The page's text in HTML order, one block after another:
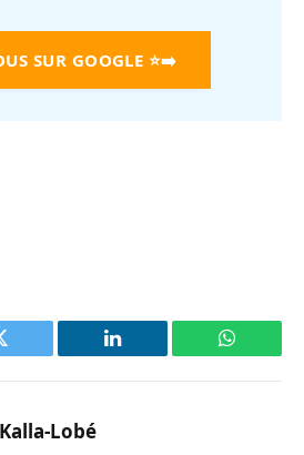
SUR GOOGLE ⭐➡️
LinkedIn
Lobé